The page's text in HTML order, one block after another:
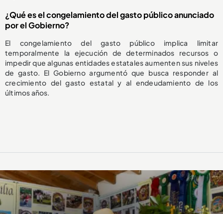
¿Qué es el congelamiento del gasto público anunciado
por el Gobierno?
El congelamiento del gasto público implica limitar
temporalmente la ejecución de determinados recursos o
impedir que algunas entidades estatales aumenten sus niveles
de gasto. El Gobierno argumentó que busca responder al
crecimiento del gasto estatal y al endeudamiento de los
últimos años.